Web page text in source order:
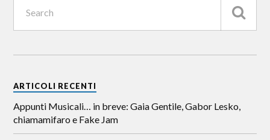
ARTICOLI RECENTI
Appunti Musicali… in breve: Gaia Gentile, Gabor Lesko,
chiamamifaro e Fake Jam